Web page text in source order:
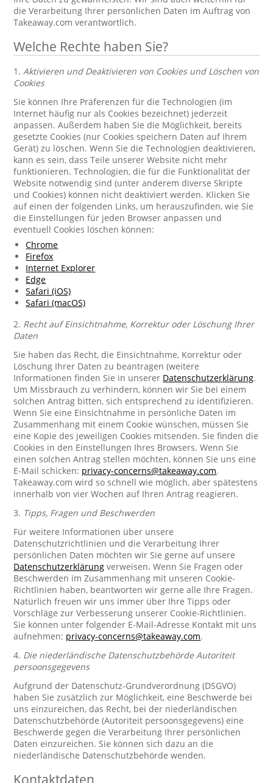
die Verarbeitung Ihrer persönlichen Daten im Auftrag von
Takeaway.com verantwortlich.
Welche Rechte haben Sie?
1.Aktivieren und Deaktivieren von Cookies und Löschen von
Cookies
Sie können Ihre Präferenzen für die Technologien (im
Internet häufig nur als Cookies bezeichnet) jederzeit
anpassen. Außerdem haben Sie die Möglichkeit, bereits
gesetzte Cookies (nur Cookies speichern Daten auf Ihrem
Gerät) zu löschen. Wenn Sie die Technologien deaktivieren,
kann es sein, dass Teile unserer Website nicht mehr
funktionieren. Technologien, die für die Funktionalität der
Website notwendig sind (unter anderem diverse Skripte
und Cookies) können nicht deaktiviert werden. Klicken Sie
auf einen der folgenden Links, um herauszufinden, wie Sie
die Einstellungen für jeden Browser anpassen und
eventuell Cookies löschen können:
Chrome
Firefox
Internet Explorer
Edge
Safari (iOS)
Safari (macOS)
2. Recht auf Einsichtnahme, Korrektur oder Löschung Ihrer
Daten
Sie haben das Recht, die Einsichtnahme, Korrektur oder
Löschung Ihrer Daten zu beantragen (weitere
Informationen finden Sie in unserer Datenschutzerklärung.
Um Missbrauch zu verhindern, können wir Sie bei einem
solchen Antrag bitten, sich entsprechend zu identifizieren.
Wenn Sie eine Einsichtnahme in persönliche Daten im
Zusammenhang mit einem Cookie wünschen, müssen Sie
eine Kopie des jeweiligen Cookies mitsenden. Sie finden die
Cookies in den Einstellungen Ihres Browsers. Wenn Sie
einen solchen Antrag stellen möchten, können Sie uns eine
E-Mail schicken: privacy-concerns@takeaway.com.
Takeaway.com wird so schnell wie möglich, aber spätestens
innerhalb von vier Wochen auf Ihren Antrag reagieren.
3. Tipps, Fragen und Beschwerden
Für weitere Informationen über unsere
Datenschutzrichtlinien und die Verarbeitung Ihrer
persönlichen Daten möchten wir Sie gerne auf unsere
Datenschutzerklärung verweisen. Wenn Sie Fragen oder
Beschwerden im Zusammenhang mit unseren Cookie-
Richtlinien haben, beantworten wir gerne alle Ihre Fragen.
Natürlich freuen wir uns immer über Ihre Tipps oder
Vorschläge zur Verbesserung unserer Cookie-Richtlinien.
Sie können unter folgender E-Mail-Adresse Kontakt mit uns
aufnehmen: privacy-concerns@takeaway.com.
4. Die niederländische Datenschutzbehörde Autoriteit
persoonsgegevens
Aufgrund der Datenschutz-Grundverordnung (DSGVO)
haben Sie zusätzlich zur Möglichkeit, eine Beschwerde bei
uns einzureichen, das Recht, bei der niederländischen
Datenschutzbehörde (Autoriteit persoonsgegevens) eine
Beschwerde gegen die Verarbeitung Ihrer persönlichen
Daten einzureichen. Sie können sich dazu an die
niederländische Datenschutzbehörde wenden.
Kontaktdaten